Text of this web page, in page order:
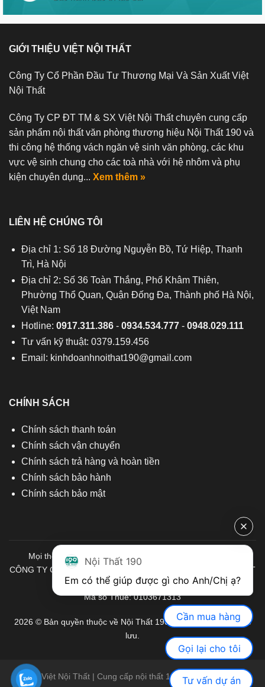
GIỚI THIỆU VIỆT NỘI THẤT
Công Ty Cổ Phần Đầu Tư Thương Mại Và Sản Xuất Việt
Nội Thất
Công Ty CP ĐT TM & SX Việt Nội Thất chuyên cung cấp
sản phẩm nội thất văn phòng thương hiệu Nội Thất 190 và
thi công hệ thống vách ngăn vệ sinh văn phòng, các khu
vực vệ sinh chung cho các toà nhà với hệ nhôm và phụ
kiện chuyên dụng... Xem thêm »
LIÊN HỆ CHÚNG TÔI
Địa chỉ 1: Số 18 Đường Nguyễn Bồ, Tứ Hiệp, Thanh
Trì, Hà Nội
Địa chỉ 2: Số 36 Toàn Thắng, Phố Khâm Thiên,
Phường Thổ Quan, Quận Đống Đa, Thành phố Hà Nội,
Việt Nam
Hotline: 0917.311.386- 0934.534.777- 0948.029.111
Tư vấn kỹ thuật: 0379.159.456
Email: kinhdoanhnoithat190@gmail.com
CHÍNH SÁCH
Chính sách thanh toán
Chính sách vận chuyển
Chính sách trả hàng và hoàn tiền
Chính sách bảo hành
Chính sách bảo mật
Mọi thông tin quý khách hàng vui lòng liên hệ chúng tôi:
CÔNG TY CỔ PHẦN ĐẦU TƯ THƯƠNG MẠI VÀ SẢN XUẤT VIỆT
NỘI THẤT
Mã số Thuế: 0103671313
2026 © Bản quyền thuộc về Nội Thất 190. Mọi quyền được bảo
lưu.
Việt Nội Thất | Cung cấp nội thất 190 chính hãng
Nội Thất 190
Cần mua hàng
Gọi lại cho tôi
Tư vấn dự án